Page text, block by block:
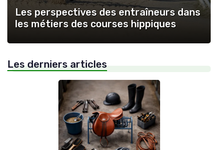
Les perspectives des entraîneurs dans
les métiers des courses hippiques
Les derniers articles